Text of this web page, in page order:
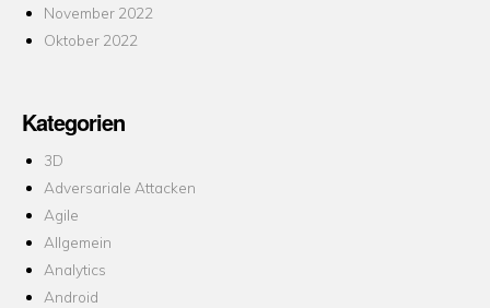
November 2022
Oktober 2022
Kategorien
3D
Adversariale Attacken
Agile
Allgemein
Analytics
Android